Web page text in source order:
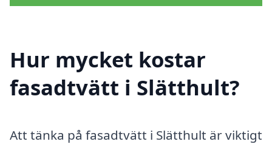
Hur mycket kostar
fasadtvätt i Slätthult?
Att tänka på fasadtvätt i Slätthult är viktigt